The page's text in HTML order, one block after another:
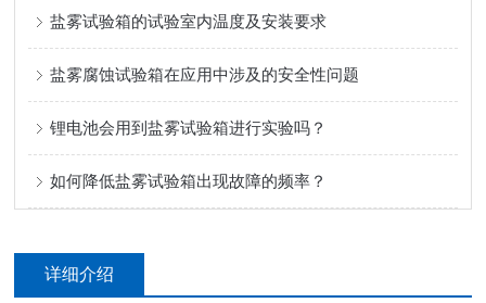
盐雾试验箱的试验室内温度及安装要求
盐雾腐蚀试验箱在应用中涉及的安全性问题
锂电池会用到盐雾试验箱进行实验吗？
如何降低盐雾试验箱出现故障的频率？
详细介绍